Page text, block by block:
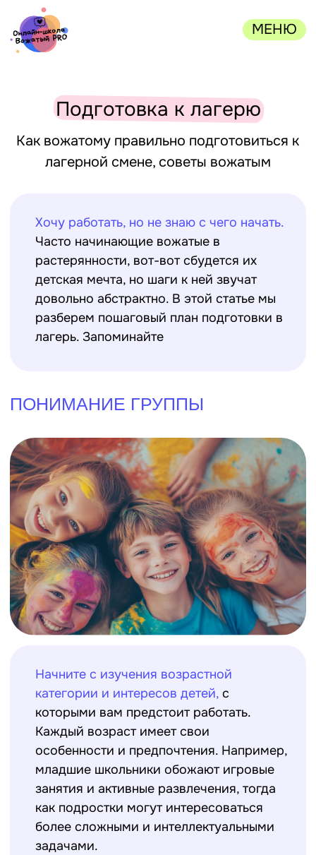
Как вожатому правильно подготовиться к
лагерной смене, советы вожатым
Хочу работать, но не знаю с чего начать.
Часто начинающие вожатые в
разберем пошаговый план подготовки в
лагерь. Запоминайте
ПОНИМАНИЕ ГРУППЫ
Начните с изучения возрастной
категории и интересов детей, с
которыми вам предстоит работать.
Каждый возраст имеет свои
особенности и предпочтения. Например,
младшие школьники обожают игровые
занятия и активные развлечения, тогда
как подростки могут интересоваться
более сложными и интеллектуальными
задачами.
Узнайте, какие у детей есть хобби и
активности.
ПЛАНИРОВАНИЕ ПРОГРАММЫ
Хорошая программа– это основа
успешной смены. Скорее всего в
вашем лагере уже будет готовая
план-сетка, по которой вы будете
работать. Но обязательно следует
подумать, в какие игры на знакомство
вы поиграете с отрядом в первый